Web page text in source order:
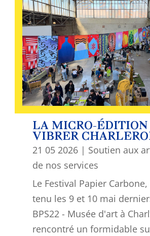
LA MICRO-ÉDITION
VIBRER
21 05 2026| Soutien aux
de nos services
Le Festival Papier
tenu les 9 et 10 mai
BPS22 - Musée d'art à
rencontré un formidable